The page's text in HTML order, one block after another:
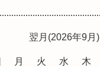
翌月(2026年9月)
月 火 水 木